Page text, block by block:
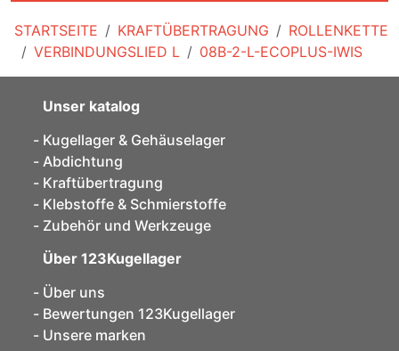
STARTSEITE KRAFTÜBERTRAGUNG
ROLLENKETTE
VERBINDUNGSLIED L
08B-2-L-ECOPLUS-IWIS
Unser katalog
Kugellager & Gehäuselager
Abdichtung
Kraftübertragung
Klebstoffe & Schmierstoffe
Zubehör und Werkzeuge
Über 123Kugellager
Über uns
Bewertungen 123Kugellager
Unsere marken